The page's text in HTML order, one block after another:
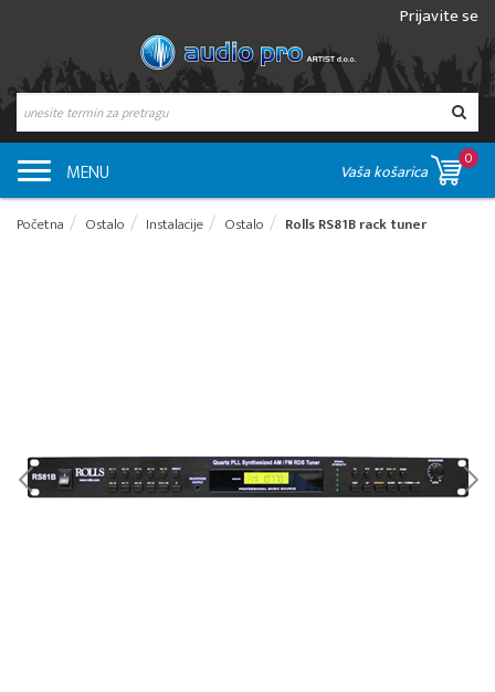
Prijavite se
MENU Vaša košarica
0
Početna Ostalo Instalacije Ostalo Rolls RS81B rack tuner